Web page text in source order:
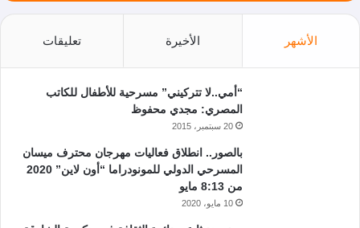
الأشهر الأخيرة تعليقات
“أمي..لا تتركيني” مسرحية للأطفال للكاتب
المصري: مجدي محفوظ
20 سبتمبر، 2015
بالصور.. انطلاق فعاليات مهرجان محترف ميسان
المسرحي الدولي للمونودراما “أون لاين” 2020
من 8:13 مايو
10 مايو، 2020